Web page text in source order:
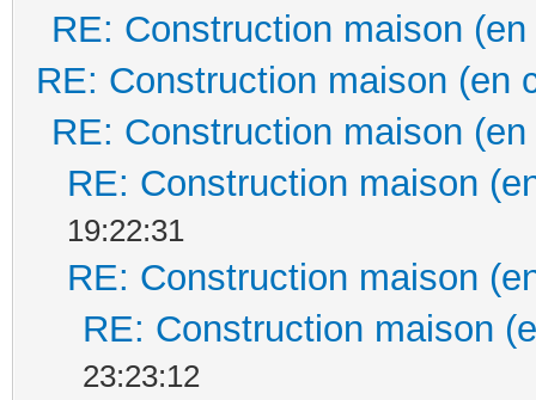
RE: Construction maison
RE: Construction maison (en
RE: Construction maison
RE: Construction maison
19:22:31
RE: Construction maison
RE: Construction maison
23:23:12